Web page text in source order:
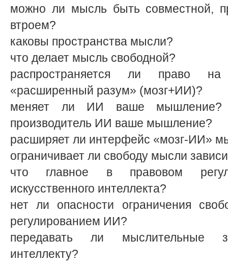
можно ли мысль быть совместной,
втроем?
каковы пространства мысли?
что делает мысль свободной?
распространяется ли право
«расширенный разум» (мозг+ИИ)?
меняет ли ИИ ваше мышление?
производитель ИИ ваше мышление?
расширяет ли интерфейс «мозг-ИИ»
ограничивает ли свободу мысли
что главное в правовом
искусственного интеллекта?
нет ли опасности ограничения
регулированием ИИ?
передавать ли мыслительные
интеллекту?